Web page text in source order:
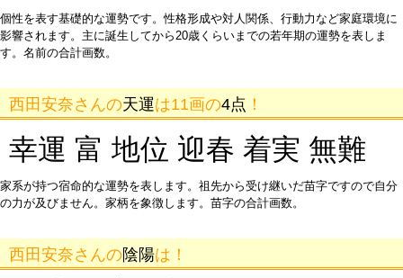
個性を表す基礎的な運勢です。性格形成や対人関係、行動力など家庭環境に
影響されます。主に誕生してから20歳くらいまでの若年期の運勢を表しま
す。名前の合計画数。
西田安奈さんの天運は11画の4点 ！
幸運 富 地位 迎春 着実 無難
家系が持つ宿命的な運勢を表します。祖先から受け継いだ苗字ですので自分
の力が及びません。家柄を象徴します。苗字の合計画数。
西田安奈さんの陰陽は！